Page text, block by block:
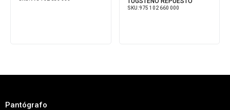
SKU:975 102 660 000
Pantógrafo